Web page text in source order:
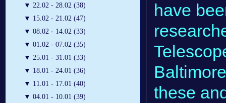
▼ 22.02 - 28.02 (38)
▼ 15.02 - 21.02 (47)
▼ 08.02 - 14.02 (33)
▼ 01.02 - 07.02 (35)
▼ 25.01 - 31.01 (33)
▼ 18.01 - 24.01 (36)
▼ 11.01 - 17.01 (40)
▼ 04.01 - 10.01 (39)
have
these